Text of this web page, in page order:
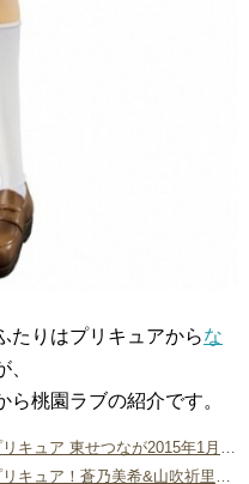
たりはプリキュアからな
桃園ラブの紹介です。